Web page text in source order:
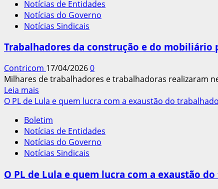
direito’
caso
desoneração
seja
em
da
6×1
Notícias de Entidades
Notícias do Governo
Notícias Sindicais
Trabalhadores da construção e do mobiliário
Contricom 17/04/20260
Milhares de trabalhadores e trabalhadoras realizaram
Leia mais
mais
Trabalhadores
da
construção
e
mobiliário
O PL de Lula e quem lucra com a exaustão do
Boletim
Notícias de Entidades
Notícias do Governo
Notícias Sindicais
O PL de Lula e quem lucra com a exaustão